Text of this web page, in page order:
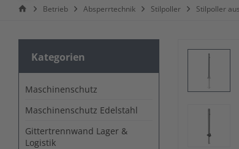
Betrieb Absperrtechnik Stilpoller Stilpoller
Kategorien
Maschinenschutz
Maschinenschutz Edelstahl
Gittertrennwand Lager &
Logistik